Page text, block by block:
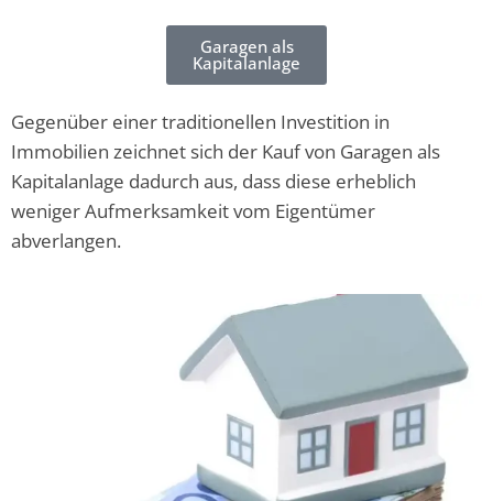
Garagen als
Kapitalanlage
Gegenüber einer traditionellen Investition in
Immobilien zeichnet sich der Kauf von Garagen als
Kapitalanlage dadurch aus, dass diese erheblich
weniger Aufmerksamkeit vom Eigentümer
abverlangen.